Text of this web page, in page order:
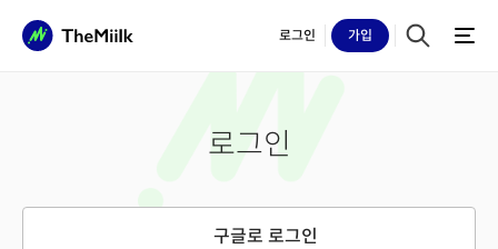
로그인 가입
로그인
구글로 로그인